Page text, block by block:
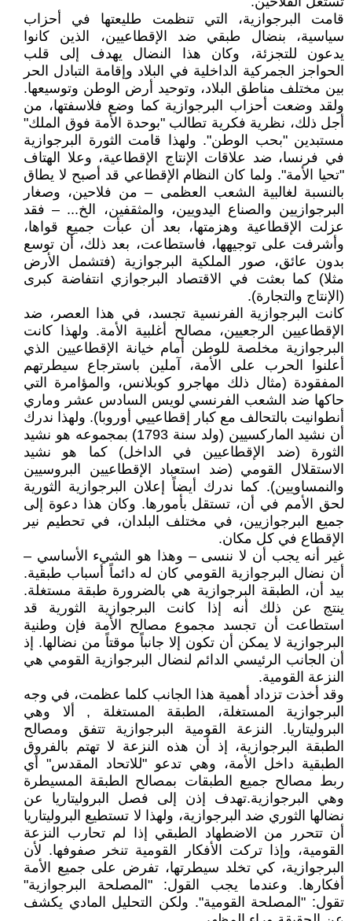
قامت البرجوازية، التي تنظمت طليعتها في أحزاب
سياسية، بنضال طبقي ضد الإقطاعيين، الذين كانوا
يدعون للتجزئة، وكان هذا النضال يهدف إلى قلب
الحواجز الجمركية الداخلية في البلاد وإقامة التبادل الحر
بين مختلف مناطق البلاد، وتوحيد أرض الوطن وتوسيعها.
ولقد وضعت أحزاب البرجوازية كما وضع فلاسفتها، من
أجل ذلك، نظرية فكرية تطالب "بوحدة الأمة فوق الملك"
مستبدين "بحب الوطن". ولهذا قامت الثورة البرجوازية
في فرنسا، ضد علاقات الإنتاج الإقطاعية، وعلا الهتاف
"تحيا الأمة". ولما كان النظام الإقطاعي قد أصبح لا يطاق
بالنسبة لغالبية الشعب العظمى – من فلاحين، وصغار
البرجوازيين والصناع اليدويين، والمثقفين، الخ... – فقد
عزلت الإقطاعية وهزمتها، بعد أن عبأت جميع قواها،
وأشرفت على توجيهها، فاستطاعت، بعد ذلك، أن توسع
بدون عائق، صور الملكية البرجوازية (فتشمل الأرض
مثلا) كما بعثت في الاقتصاد البرجوازي انتفاضة كبرى
(الإنتاج والتجارة).
كانت البرجوازية الفرنسية تجسد، في هذا العصر، ضد
الإقطاعيين الرجعيين، مصالح أغلبية الأمة. ولهذا كانت
البرجوازية مخلصة للوطن أمام خيانة الإقطاعيين الذي
أعلنوا الحرب على الأمة، آملين باسترجاع سيطرتهم
المفقودة (مثال ذلك مهاجرو كوبلانس، والمؤامرة التي
حاكها ضد الشعب الفرنسي لويس السادس عشر وماري
أنطوانيت بالتحالف مع كبار إقطاعييي أوروبا). ولهذا ندرك
أن نشيد الماركسيين (ولد سنة 1793) بمجموعه هو نشيد
الثورة (ضد الإقطاعيين في الداخل) كما هو نشيد
الاستقلال القومي (ضد استعباد الإقطاعيين البروسيين
والنمساويين). كما ندرك أيضاً إعلان البرجوازية الثورية
لحق الأمم في أن، تستقل بأمورها. وكان هذا دعوة إلى
جميع البرجوازيين، في مختلف البلدان، في تحطيم نير
الإقطاع في كل مكان.
غير أنه يجب أن لا ننسى – وهذا هو الشيء الأساسي –
أن نضال البرجوازية القومي كان له دائماً أسباب طبقية.
بيد أن، الطبقة البرجوازية هي بالضرورة طبقة مستغلة.
ينتج عن ذلك أنه إذا كانت البرجوازية الثورية قد
استطاعت أن تجسد مجموع مصالح الأمة فإن وطنية
البرجوازية لا يمكن أن تكون إلا جانباً موقتاً من نضالها. إذ
أن الجانب الرئيسي الدائم لنضال البرجوازية القومي هي
النزعة القومية.
وقد أخذت تزداد أهمية هذا الجانب كلما عظمت، في وجه
البرجوازية المستغلة، الطبقة المستغلة , ألا وهي
البروليتاريا. النزعة القومية البرجوازية تتفق ومصالح
الطبقة البرجوازية، إذ أن هذه النزعة لا تهتم بالفروق
الطبقية داخل الأمة، وهي تدعو "للاتحاد المقدس" أي
ربط مصالح جميع الطبقات بمصالح الطبقة المسيطرة
وهي البرجوازية.تهدف إذن إلى فصل البروليتاريا عن
نضالها الثوري ضد البرجوازية، ولهذا لا تستطيع البروليتاريا
أن تتحرر من الاضطهاد الطبقي إذا لم تحارب النزعة
القومية، وإذا تركت الأفكار القومية تنخر صفوفها. لأن
البرجوازية، كي تخلد سيطرتها، تفرض على جميع الأمة
أفكارها. وعندما يجب القول: "المصلحة البرجوازية"
تقول: "المصلحة القومية". ولكن التحليل المادي يكشف